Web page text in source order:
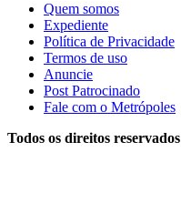
Quem somos
Expediente
Política de Privacidade
Termos de uso
Anuncie
Post Patrocinado
Fale com o Metrópoles
Todos os direitos reservados